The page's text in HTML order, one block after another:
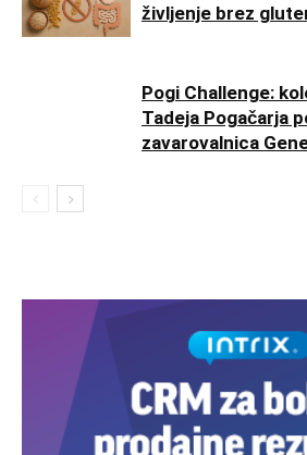
življenje brez
Pogi Challenge:
Tadeja Pogačarja
zavarovalnica